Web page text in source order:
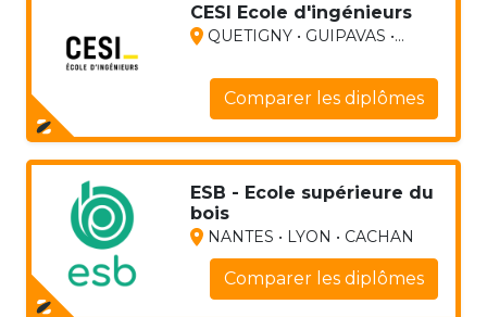
CESI Ecole d'ingénieurs
QUETIGNY • GUIPAVAS •...
Comparer les diplômes
ESB - Ecole supérieure du
bois
NANTES • LYON • CACHAN
Comparer les diplômes